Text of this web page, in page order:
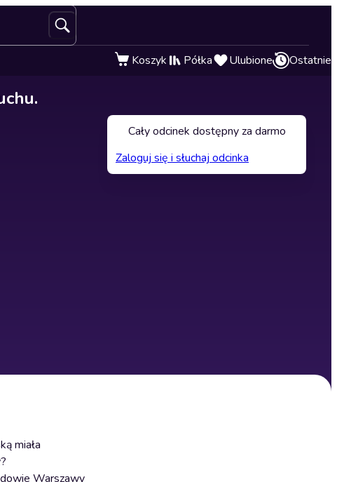
Koszyk Półka Ulubione Ostatnie
miała
Warszawy
Cały odcinek dostępny za darmo
Zaloguj się i słuchaj odcinka